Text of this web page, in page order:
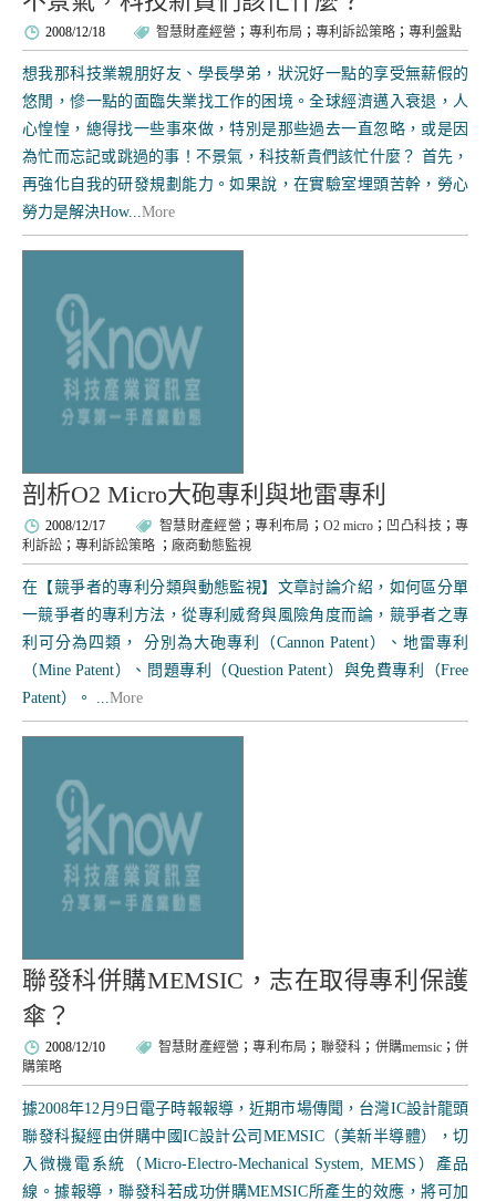
2008/12/18 智慧財產經營 ； 專利布局 ； 專利訴訟策略 ； 專利盤點
想我那科技業親朋好友、學長學弟，狀況好一點的享受無薪假的
悠閒，慘一點的面臨失業找工作的困境。全球經濟邁入衰退，人
心惶惶，總得找一些事來做，特別是那些過去一直忽略，或是因
為忙而忘記或跳過的事！不景氣，科技新貴們該忙什麼？ 首先，
再強化自我的研發規劃能力。如果說，在實驗室埋頭苦幹，勞心
勞力是解決How...More
剖析O2 Micro大砲專利與地雷專利
2008/12/17 智慧財產經營 ； 專利布局 ； O2 micro ； 凹凸科技 ； 專
利訴訟 ； 專利訴訟策略 ； 廠商動態監視
在【競爭者的專利分類與動態監視】文章討論介紹，如何區分單
一競爭者的專利方法，從專利威脅與風險角度而論，競爭者之專
利可分為四類， 分別為大砲專利（Cannon Patent）、地雷專利
（Mine Patent）、問題專利（Question Patent）與免費專利（Free
Patent）。 ...More
聯發科併購MEMSIC，志在取得專利保護
傘？
2008/12/10 智慧財產經營 ；專利布局 ； 聯發科 ； 併購memsic； 併
購策略
據2008年12月9日電子時報報導，近期市場傳聞，台灣IC設計龍頭
聯發科擬經由併購中國IC設計公司MEMSIC（美新半導體），切
入微機電系統（Micro-Electro-Mechanical System, MEMS）產品
線。據報導，聯發科若成功併購MEMSIC所產生的效應，將可加